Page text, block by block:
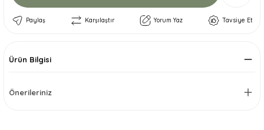
Paylaş Karşılaştır Yorum Yaz Tavsiye Et
Ürün Bilgisi
Önerileriniz